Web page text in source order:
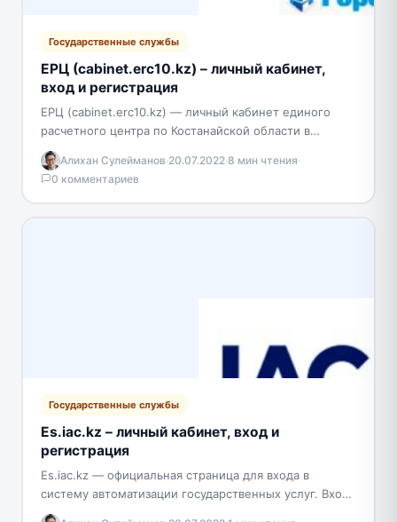
Государственные службы
ЕРЦ (cabinet.erc10.kz) – личный кабинет,
вход и регистрация
ЕРЦ (cabinet.erc10.kz) — личный кабинет единого
расчетного центра по Костанайской области в
городах Рудный, Аркалык, Лисаковск, Талдыкорган,
Щучинск. Сервис создан в 2014…
Алихан Сулейманов·20.07.2022·8 мин чтения·
0 комментариев
Государственные службы
Es.iac.kz – личный кабинет, вход и
регистрация
Es.iac.kz — официальная страница для входа в
систему автоматизации государственных услуг. Вход
в личный кабинет Чтобы войти в систему